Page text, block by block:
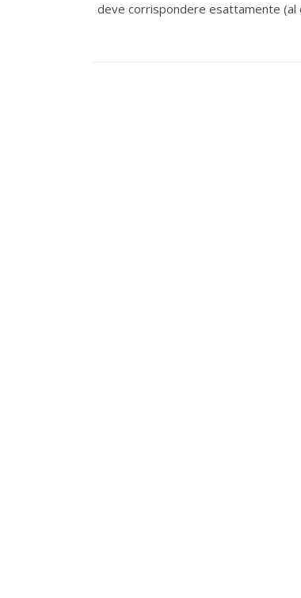
deve corrispondere esattamente (al